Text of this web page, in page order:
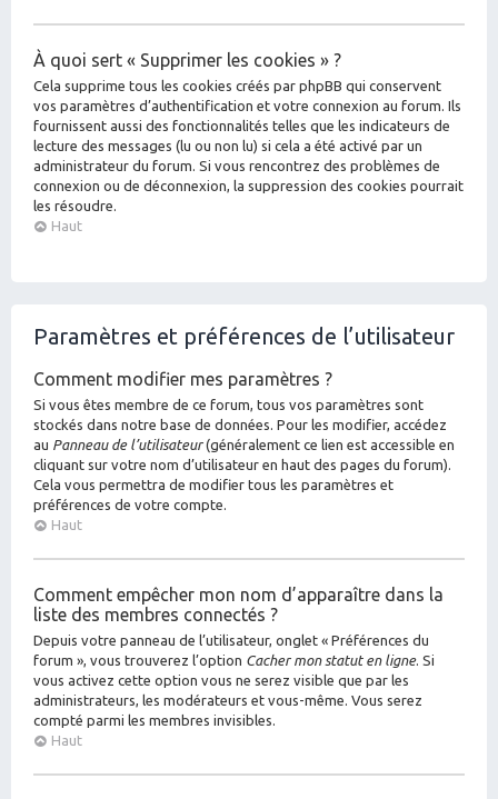
À quoi sert « Supprimer les cookies » ?
Cela supprime tous les cookies créés par phpBB qui conservent
vos paramètres d’authentification et votre connexion au forum. Ils
fournissent aussi des fonctionnalités telles que les indicateurs de
lecture des messages (lu ou non lu) si cela a été activé par un
administrateur du forum. Si vous rencontrez des problèmes de
connexion ou de déconnexion, la suppression des cookies pourrait
les résoudre.
Haut
Paramètres et préférences de l’utilisateur
Comment modifier mes paramètres ?
Si vous êtes membre de ce forum, tous vos paramètres sont
stockés dans notre base de données. Pour les modifier, accédez
au Panneau de l’utilisateur(généralement ce lien est accessible en
cliquant sur votre nom d’utilisateur en haut des pages du forum).
Cela vous permettra de modifier tous les paramètres et
préférences de votre compte.
Haut
Comment empêcher mon nom d’apparaître dans la
liste des membres connectés ?
Depuis votre panneau de l’utilisateur, onglet « Préférences du
forum », vous trouverez l’option Cacher mon statut en ligne. Si
vous activez cette option vous ne serez visible que par les
administrateurs, les modérateurs et vous-même. Vous serez
compté parmi les membres invisibles.
Haut